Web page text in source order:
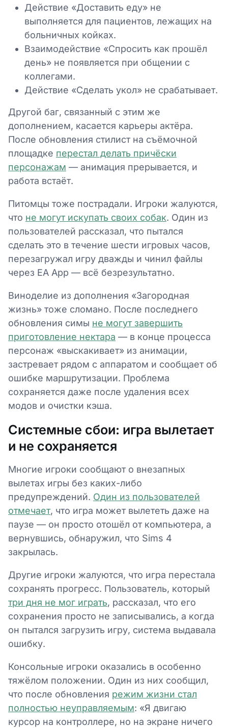
Действие «Доставить еду» не
выполняется для пациентов, лежащих на
больничных койках.
Взаимодействие «Спросить как прошёл
день» не появляется при общении с
коллегами.
Действие «Сделать укол» не срабатывает.
Другой баг, связанный с этим же
дополнением, касается карьеры актёра.
После обновления стилист на съёмочной
площадке перестал делать причёски
персонажам — анимация прерывается, и
работа встаёт.
Питомцы тоже пострадали. Игроки жалуются,
что не могут искупать своих собак. Один из
пользователей рассказал, что пытался
сделать это в течение шести игровых часов,
перезагружал игру дважды и чинил файлы
через EA App — всё безрезультатно.
Виноделие из дополнения «Загородная
жизнь» тоже сломано. После последнего
обновления симы не могут завершить
приготовление нектара — в конце процесса
персонаж «выскакивает» из анимации,
застревает рядом с аппаратом и сообщает об
ошибке маршрутизации. Проблема
сохраняется даже после удаления всех
модов и очистки кэша.
Системные сбои: игра вылетает
и не сохраняется
Многие игроки сообщают о внезапных
вылетах игры без каких-либо
предупреждений. Один из пользователей
отмечает, что игра может вылететь даже на
паузе — он просто отошёл от компьютера, а
вернувшись, обнаружил, что Sims 4
закрылась.
Другие игроки жалуются, что игра перестала
сохранять прогресс. Пользователь, который
три дня не мог играть, рассказал, что его
сохранения просто не записывались, а когда
он пытался загрузить игру, система выдавала
ошибку.
Консольные игроки оказались в особенно
тяжёлом положении. Один из них сообщил,
что после обновления режим жизни стал
полностью неуправляемым: «Я двигаю
курсор на контроллере, но на экране ничего